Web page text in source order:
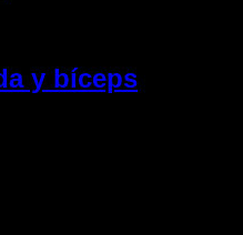
y bíceps